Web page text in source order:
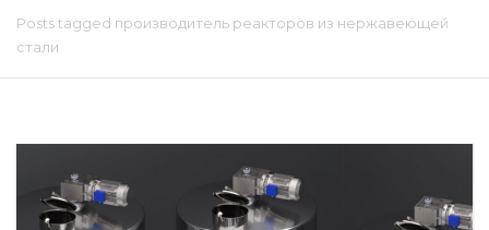
Posts tagged производитель реакторов из нержавеющей
стали